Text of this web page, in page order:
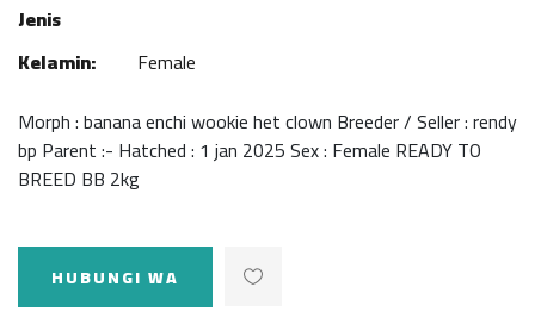
Jenis
Kelamin:
Female
Morph : banana enchi wookie het clown Breeder / Seller : rendy
bp Parent :- Hatched : 1 jan 2025 Sex : Female READY TO
BREED BB 2kg
HUBUNGI WA